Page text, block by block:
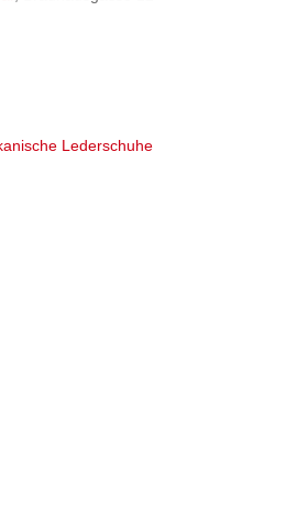
Lederschuhe